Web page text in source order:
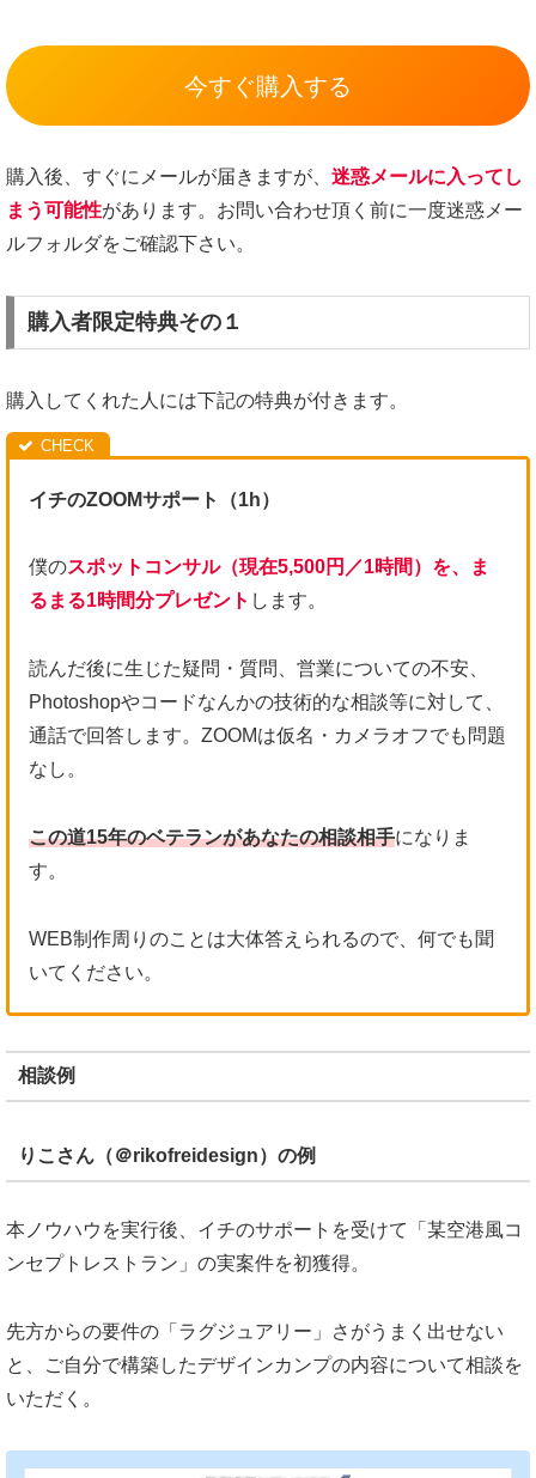
今すぐ購入する
購入後、すぐにメールが届きますが、 迷惑メールに入ってし
まう可能性があります。お問い合わせ頂く前に一度迷惑メー
ルフォルダをご確認下さい。
購入者限定特典その１
購入してくれた人には下記の特典が付きます。
イチのZOOMサポート（1h）
僕のスポットコンサル（現在5,500円／1時間）を、ま
るまる1時間分プレゼント します。
読んだ後に生じた疑問・質問、営業についての不安、
Photoshopやコードなんかの技術的な相談等に対して、
通話で回答します。ZOOMは仮名・カメラオフでも問題
なし。
この道15年のベテランがあなたの相談相手になりま
す。
WEB制作周りのことは大体答えられるので、何でも聞
いてください。
相談例
りこさん（＠rikofreidesign）の例
本ノウハウを実行後、イチのサポートを受けて「某空港風コ
ンセプトレストラン」の実案件を初獲得。
先方からの要件の「ラグジュアリー」さがうまく出せない
と、ご自分で構築したデザインカンプの内容について相談を
いただく。